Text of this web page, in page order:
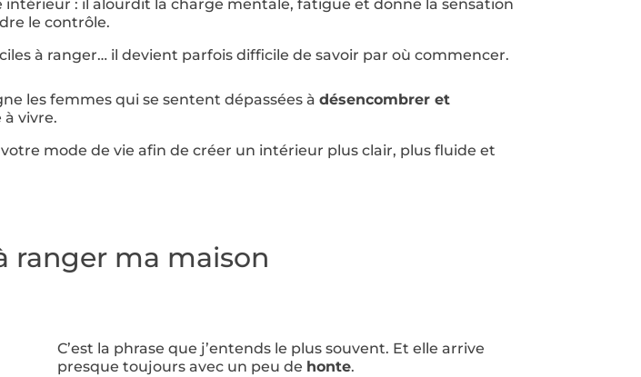
: il alourdit la charge mentale, fatigue et donne la sensation
le contrôle.
à ranger… il devient parfois difficile de savoir par où commencer.
les femmes qui se sentent dépassées àdésencombrer et
vivre.
mode de vie afin de créer un intérieur plus clair, plus fluide et
ranger ma maison
C’est la phrase que j’entends le plus souvent. Et elle arrive
presque toujours avec un peu de honte.